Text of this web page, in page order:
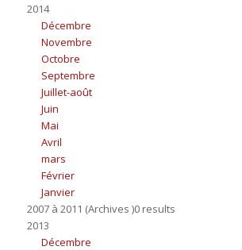
2014
Décembre
Novembre
Octobre
Septembre
Juillet-août
Juin
Mai
Avril
mars
Février
Janvier
2007 à 2011 (Archives )0 results
2013
Décembre